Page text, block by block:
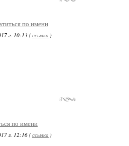
по имени
г. 10:13 (ссылка )
по имени
г. 12:16 (ссылка )